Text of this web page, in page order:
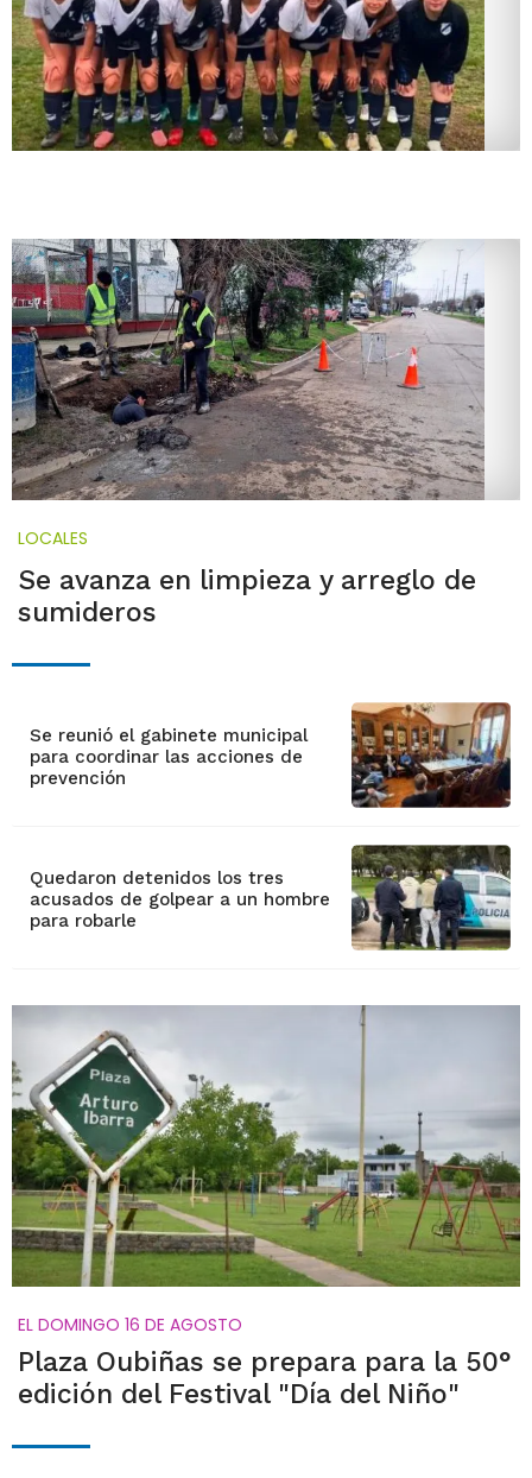
LOCALES
Se avanza en limpieza y arreglo de
sumideros
Se reunió el gabinete municipal
para coordinar las acciones de
prevención
Quedaron detenidos los tres
acusados de golpear a un hombre
para robarle
EL DOMINGO 16 DE AGOSTO
Plaza Oubiñas se prepara para la 50°
edición del Festival "Día del Niño"